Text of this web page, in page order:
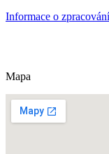
Informace o
Mapa